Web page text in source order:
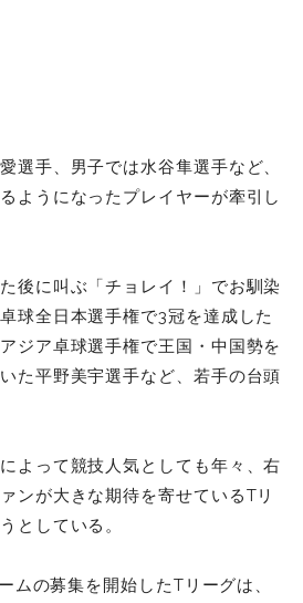
選手、男子では水谷隼選手など、
ようになったプレイヤーが牽引し
後に叫ぶ「チョレイ！」でお馴染
球全日本選手権で3冠を達成した
ジア卓球選手権で王国・中国勢を
た平野美宇選手など、若手の台頭
よって競技人気としても年々、右
ンが大きな期待を寄せているTリ
としている。
ムの募集を開始したTリーグは、